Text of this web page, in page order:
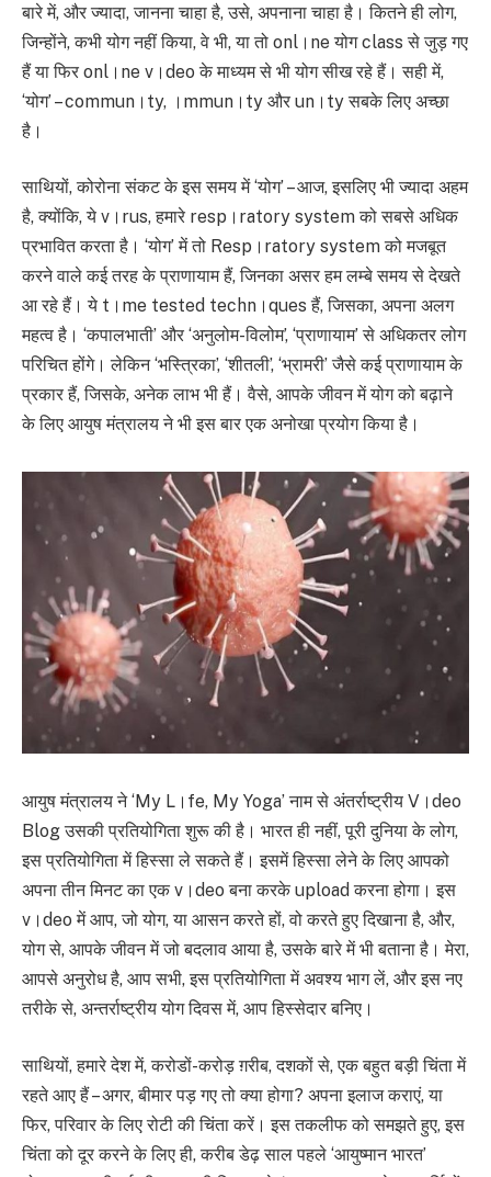
बारे में, और ज्यादा, जानना चाहा है, उसे, अपनाना चाहा है। कितने ही लोग,
जिन्होंने, कभी योग नहीं किया, वे भी, या तो onl।ne योग class से जुड़ गए
हैं या फिर onl।ne v।deo के माध्यम से भी योग सीख रहे हैं। सही में,
‘योग’ – commun।ty, ।mmun।ty और un।ty सबके लिए अच्छा
है।
साथियों, कोरोना संकट के इस समय में ‘योग’ – आज, इसलिए भी ज्यादा अहम
है, क्योंकि, ये v।rus, हमारे resp।ratory system को सबसे अधिक
प्रभावित करता है। ‘योग’ में तो Resp।ratory system को मजबूत
करने वाले कई तरह के प्राणायाम हैं, जिनका असर हम लम्बे समय से देखते
आ रहे हैं। ये t।me tested techn।ques हैं, जिसका, अपना अलग
महत्व है। ‘कपालभाती’ और ‘अनुलोम-विलोम’, ‘प्राणायाम’ से अधिकतर लोग
परिचित होंगे। लेकिन ‘भस्त्रिका’, ‘शीतली’, ‘भ्रामरी’ जैसे कई प्राणायाम के
प्रकार हैं, जिसके, अनेक लाभ भी हैं। वैसे, आपके जीवन में योग को बढ़ाने
के लिए आयुष मंत्रालय ने भी इस बार एक अनोखा प्रयोग किया है।
आयुष मंत्रालय ने ‘My L।fe, My Yoga’ नाम से अंतर्राष्ट्रीय V।deo
Blog उसकी प्रतियोगिता शुरू की है। भारत ही नहीं, पूरी दुनिया के लोग,
इस प्रतियोगिता में हिस्सा ले सकते हैं। इसमें हिस्सा लेने के लिए आपको
अपना तीन मिनट का एक v।deo बना करके upload करना होगा। इस
v।deo में आप, जो योग, या आसन करते हों, वो करते हुए दिखाना है, और,
योग से, आपके जीवन में जो बदलाव आया है, उसके बारे में भी बताना है। मेरा,
आपसे अनुरोध है, आप सभी, इस प्रतियोगिता में अवश्य भाग लें, और इस नए
तरीके से, अन्तर्राष्ट्रीय योग दिवस में, आप हिस्सेदार बनिए।
साथियों, हमारे देश में, करोडों-करोड़ ग़रीब, दशकों से, एक बहुत बड़ी चिंता में
रहते आए हैं – अगर, बीमार पड़ गए तो क्या होगा? अपना इलाज कराएं, या
फिर, परिवार के लिए रोटी की चिंता करें। इस तकलीफ को समझते हुए, इस
चिंता को दूर करने के लिए ही, करीब डेढ़ साल पहले ‘आयुष्मान भारत’